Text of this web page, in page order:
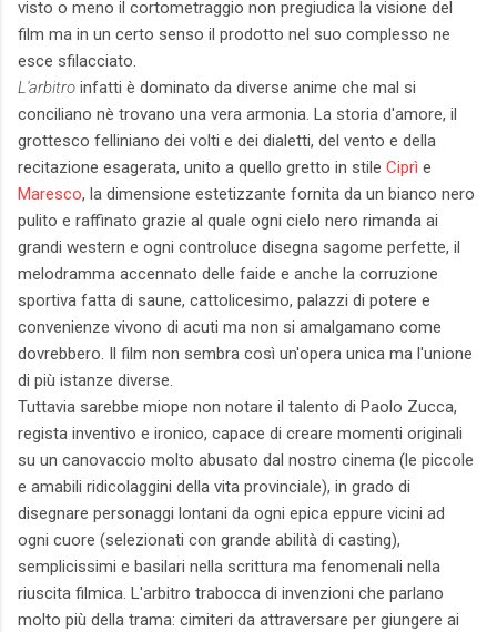
visto o meno il cortometraggio non pregiudica la visione del
film ma in un certo senso il prodotto nel suo complesso ne
esce sfilacciato.
L'arbitro infatti è dominato da diverse anime che mal si
conciliano nè trovano una vera armonia. La storia d'amore, il
grottesco felliniano dei volti e dei dialetti, del vento e della
recitazione esagerata, unito a quello gretto in stile Ciprì e
Maresco, la dimensione estetizzante fornita da un bianco nero
pulito e raffinato grazie al quale ogni cielo nero rimanda ai
grandi western e ogni controluce disegna sagome perfette, il
melodramma accennato delle faide e anche la corruzione
sportiva fatta di saune, cattolicesimo, palazzi di potere e
convenienze vivono di acuti ma non si amalgamano come
dovrebbero. Il film non sembra così un'opera unica ma l'unione
di più istanze diverse.
Tuttavia sarebbe miope non notare il talento di Paolo Zucca,
regista inventivo e ironico, capace di creare momenti originali
su un canovaccio molto abusato dal nostro cinema (le piccole
e amabili ridicolaggini della vita provinciale), in grado di
disegnare personaggi lontani da ogni epica eppure vicini ad
ogni cuore (selezionati con grande abilità di casting),
semplicissimi e basilari nella scrittura ma fenomenali nella
riuscita filmica. L'arbitro trabocca di invenzioni che parlano
molto più della trama: cimiteri da attraversare per giungere ai